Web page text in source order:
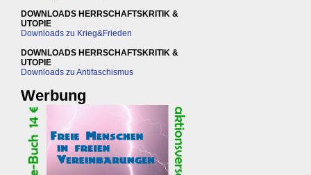
DOWNLOADS HERRSCHAFTSKRITIK &
UTOPIE
Downloads zu Krieg&Frieden
DOWNLOADS HERRSCHAFTSKRITIK &
UTOPIE
Downloads zu Antifaschismus
Werbung